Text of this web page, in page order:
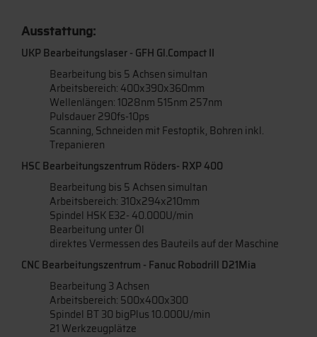
Ausstattung:
UKP Bearbeitungslaser - GFH Gl.Compact II
Bearbeitung bis 5 Achsen simultan
Arbeitsbereich: 400x390x360mm
Wellenlängen: 1028nm 515nm 257nm
Pulsdauer 290fs-10ps
Scanning, Schneiden mit Festoptik, Bohren inkl.
Trepanieren
HSC Bearbeitungszentrum Röders- RXP 400
Bearbeitung bis 5 Achsen simultan
Arbeitsbereich: 310x294x210mm
Spindel HSK E32- 40.000U/min
Bearbeitung unter Öl
direktes Vermessen des Bauteils auf der Maschine
CNC Bearbeitungszentrum - Fanuc Robodrill D21Mia
Bearbeitung 3 Achsen
Arbeitsbereich: 500x400x300
Spindel BT 30 bigPlus 10.000U/min
21 Werkzeugplätze